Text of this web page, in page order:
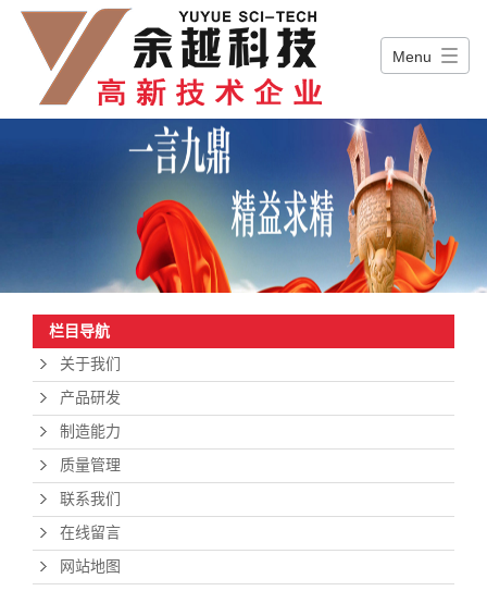
Menu
栏目导航
关于我们
产品研发
制造能力
质量管理
联系我们
在线留言
网站地图